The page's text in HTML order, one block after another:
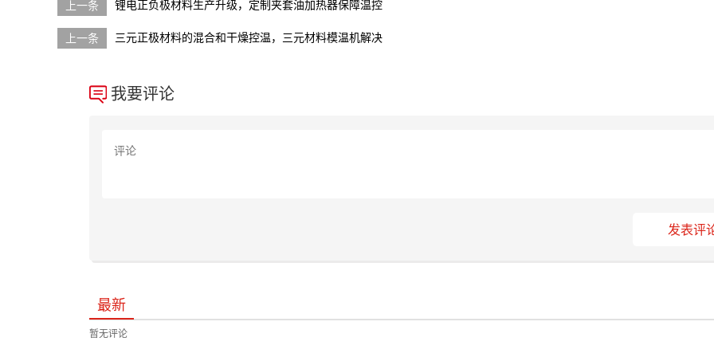
锂电正负极材料生产升级，定制夹套油加热器保障温控
三元正极材料的混合和干燥控温，三元材料模温机解决
我要评论
发表评
最新
暂无评论